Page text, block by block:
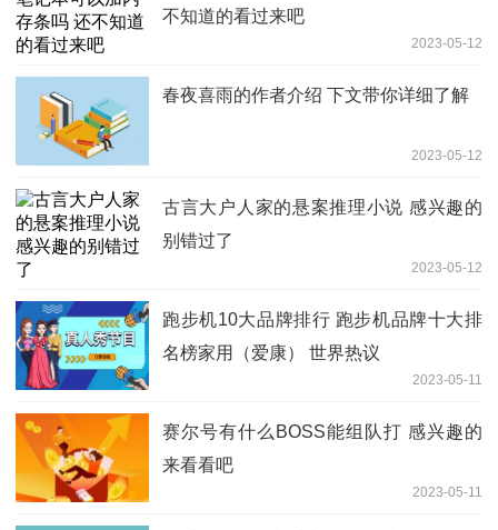
不知道的看过来吧
2023-05-12
春夜喜雨的作者介绍 下文带你详细了解
2023-05-12
古言大户人家的悬案推理小说 感兴趣的
别错过了
2023-05-12
跑步机10大品牌排行 跑步机品牌十大排
名榜家用（爱康） 世界热议
2023-05-11
赛尔号有什么BOSS能组队打 感兴趣的
来看看吧
2023-05-11